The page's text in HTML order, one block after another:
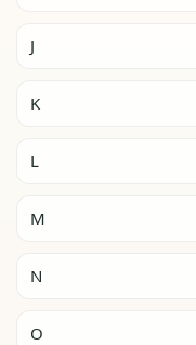
J
K
L
M
N
O